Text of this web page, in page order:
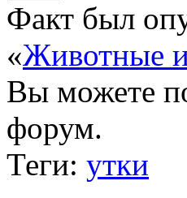
Факт был
«Животные
Вы можете
форум.
Теги: утки